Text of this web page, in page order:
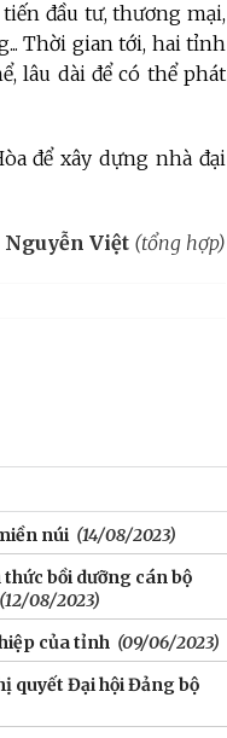
đầu tư, thương mại,
Thời gian tới, hai tỉnh
lâu dài để có thể phát
để xây dựng nhà đại
Nguyễn Việt (tổng hợp)
núi (14/08/2023)
bồi dưỡng cán bộ
(12/08/2023)
của tỉnh (09/06/2023)
quyết Đại hội Đảng bộ